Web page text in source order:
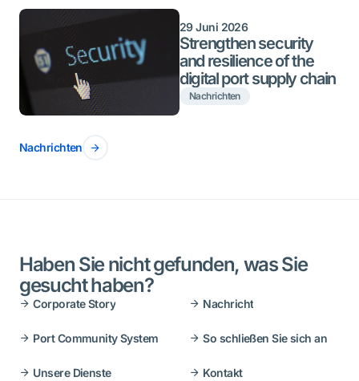
29 Juni 2026
Strengthen security
and resilience of the
digital port supply chain
Nachrichten
Nachrichten
Haben Sie nicht gefunden, was Sie
gesucht haben?
Corporate Story Nachricht
Port Community System So schließen Sie sich an
Unsere Dienste Kontakt